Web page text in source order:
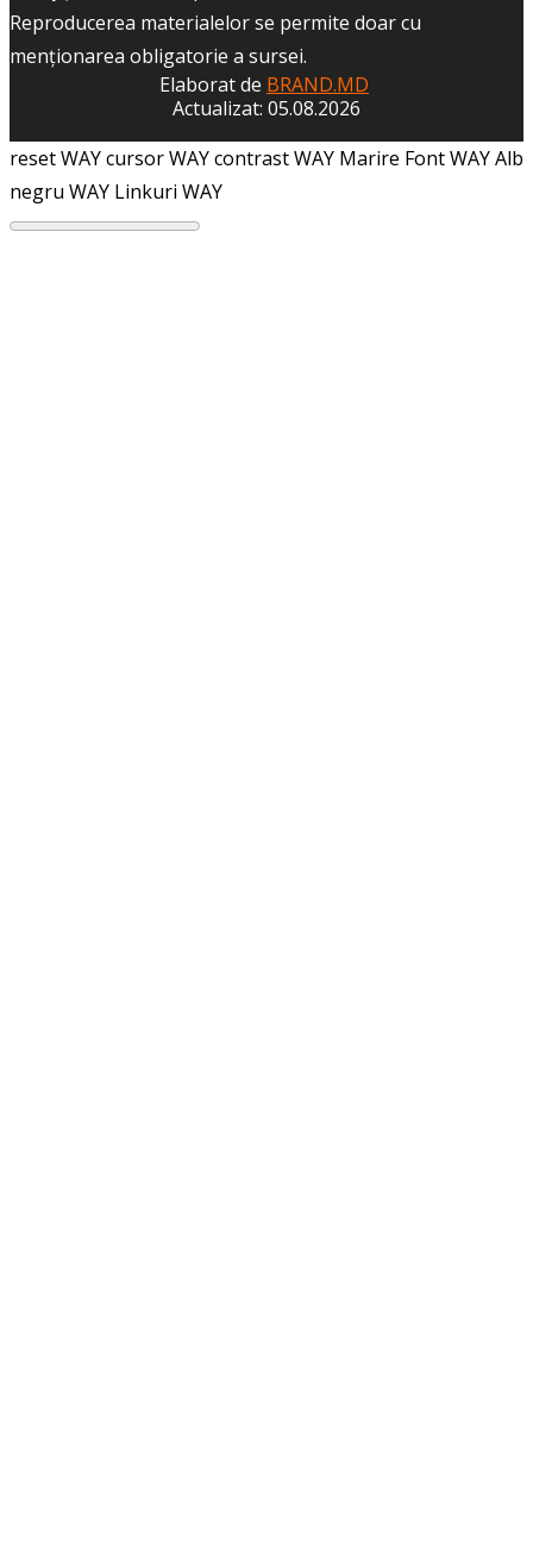
Reproducerea materialelor se permite doar cu
menţionarea obligatorie a sursei.
Elaborat de BRAND.MD
Actualizat: 05.08.2026
reset WAYcursor WAYcontrast WAY Marire Font WAYAlb
negru WAY Linkuri WAY